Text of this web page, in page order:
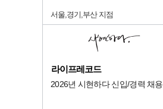
서울,경기,부산 지점
라이프레코드
2026년 시현하다 신입/경력 채용